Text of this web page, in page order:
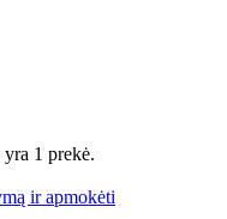
1 prekė.
ir apmokėti